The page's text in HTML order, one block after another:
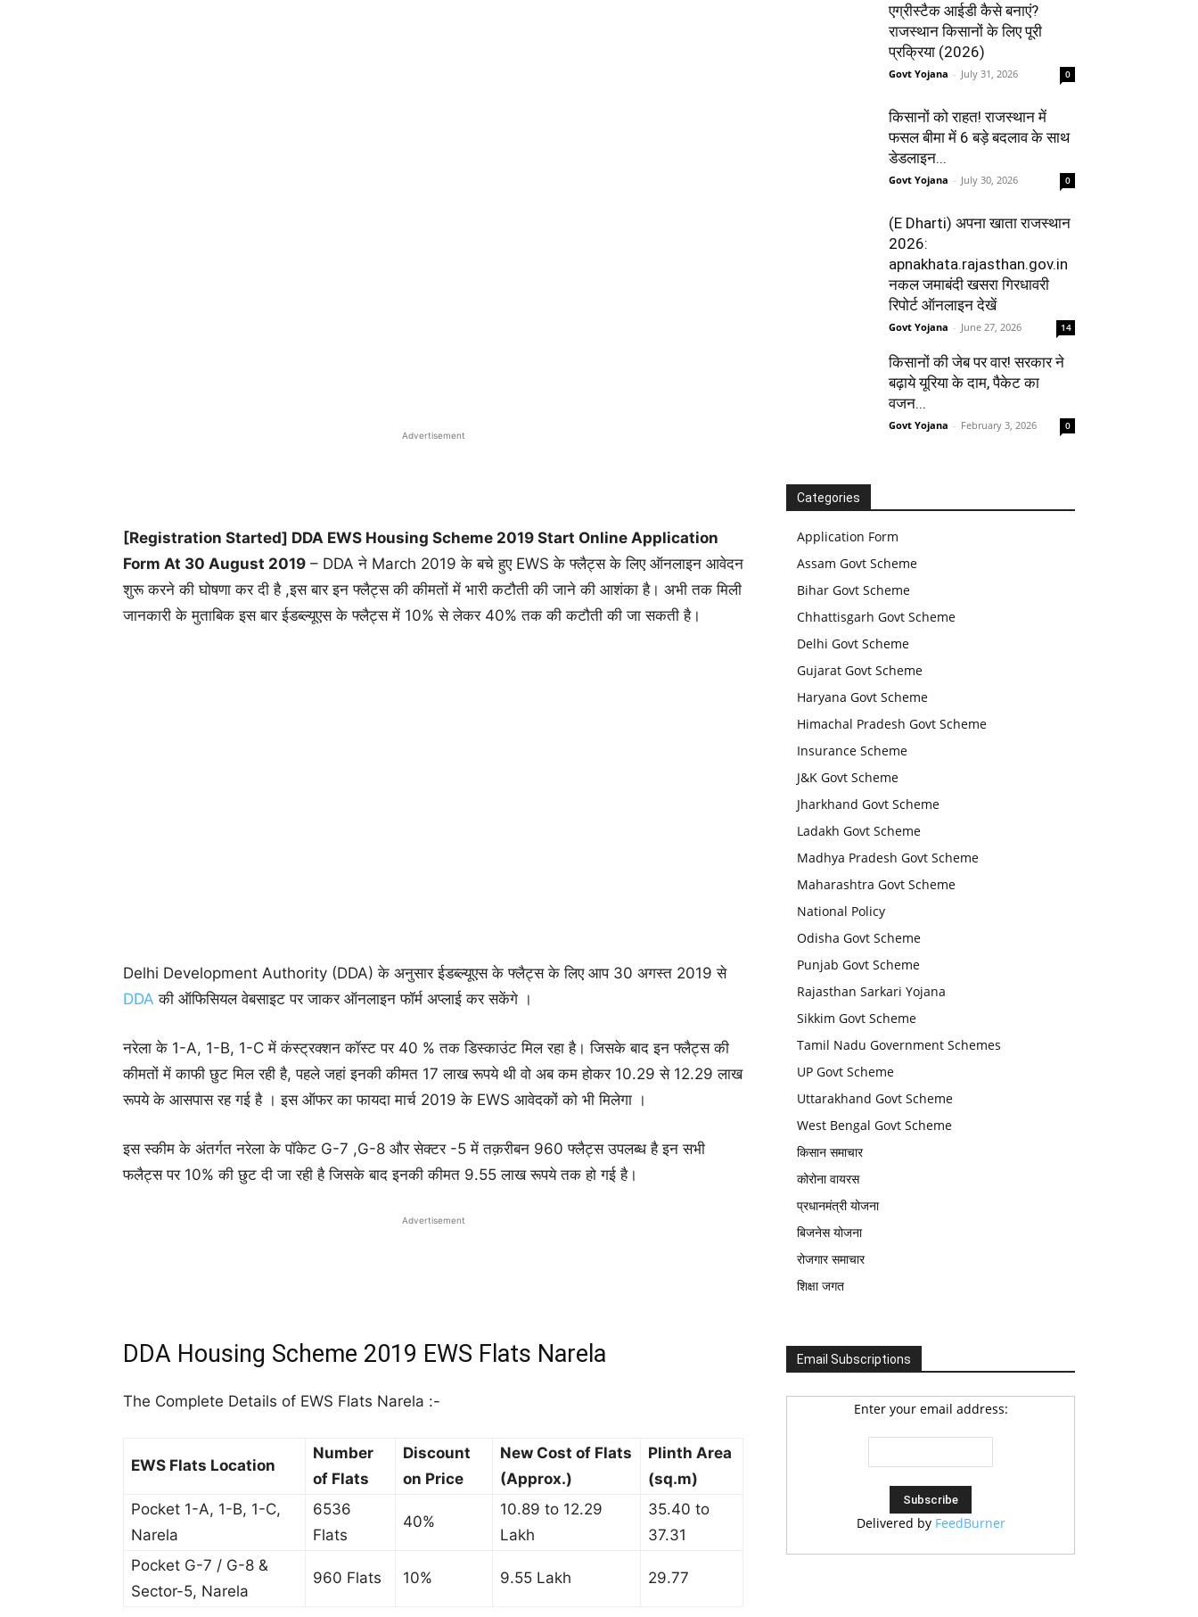
Advertisement
[Registration Started] DDA EWS Housing Scheme 2019 Start Online Application
Form At 30 August 2019 – DDA ने March 2019 के बचे हुए EWS के फ्लैट्स के लिए ऑनलाइन आवेदन
शुरू करने की घोषणा कर दी है ,इस बार इन फ्लैट्स की कीमतों में भारी कटौती की जाने की आशंका है। अभी तक मिली
जानकारी के मुताबिक इस बार ईडब्ल्यूएस के फ्लैट्स में 10% से लेकर 40% तक की कटौती की जा सकती है।
Delhi Development Authority (DDA) के अनुसार ईडब्ल्यूएस के फ्लैट्स के लिए आप 30 अगस्त 2019 से
DDA की ऑफिसियल वेबसाइट पर जाकर ऑनलाइन फॉर्म अप्लाई कर सकेंगे ।
नरेला के 1-A, 1-B, 1-C में कंस्ट्रक्शन कॉस्ट पर 40 % तक डिस्काउंट मिल रहा है। जिसके बाद इन फ्लैट्स की
कीमतों में काफी छुट मिल रही है, पहले जहां इनकी कीमत 17 लाख रूपये थी वो अब कम होकर 10.29 से 12.29 लाख
रूपये के आसपास रह गई है । इस ऑफर का फायदा मार्च 2019 के EWS आवेदकों को भी मिलेगा ।
इस स्कीम के अंतर्गत नरेला के पॉकेट G-7 ,G-8 और सेक्टर -5 में तक़रीबन 960 फ्लैट्स उपलब्ध है इन सभी
फलैट्स पर 10% की छुट दी जा रही है जिसके बाद इनकी कीमत 9.55 लाख रूपये तक हो गई है।
Advertisement
DDA Housing Scheme 2019 EWS Flats Narela
The Complete Details of EWS Flats Narela :-
EWS Flats Location
Number
of Flats
Discount
on Price
New Cost of Flats
(Approx.)
Plinth Area
(sq.m)
Pocket 1-A, 1-B, 1-C,
Narela
6536
Flats
40%
10.89 to 12.29
Lakh
35.40 to
37.31
Pocket G-7 / G-8 &
Sector-5, Narela
960 Flats 10% 9.55 Lakh 29.77
एग्रीस्टैक आईडी कैसे बनाएं?
राजस्थान किसानों के लिए पूरी
प्रक्रिया (2026)
Govt Yojana - July 31, 2026 0
किसानों को राहत! राजस्थान में
फसल बीमा में 6 बड़े बदलाव के साथ
डेडलाइन...
Govt Yojana - July 30, 2026 0
(E Dharti) अपना खाता राजस्थान
2026:
apnakhata.rajasthan.gov.in
नकल जमाबंदी खसरा गिरधावरी
रिपोर्ट ऑनलाइन देखें
Govt Yojana - June 27, 2026 14
किसानों की जेब पर वार! सरकार ने
बढ़ाये यूरिया के दाम, पैकेट का
वजन...
Govt Yojana - February 3, 2026 0
Categories
Application Form
Assam Govt Scheme
Bihar Govt Scheme
Chhattisgarh Govt Scheme
Delhi Govt Scheme
Gujarat Govt Scheme
Haryana Govt Scheme
Himachal Pradesh Govt Scheme
Insurance Scheme
J&K Govt Scheme
Jharkhand Govt Scheme
Ladakh Govt Scheme
Madhya Pradesh Govt Scheme
Maharashtra Govt Scheme
National Policy
Odisha Govt Scheme
Punjab Govt Scheme
Rajasthan Sarkari Yojana
Sikkim Govt Scheme
Tamil Nadu Government Schemes
UP Govt Scheme
Uttarakhand Govt Scheme
West Bengal Govt Scheme
किसान समाचार
कोरोना वायरस
प्रधानमंत्री योजना
बिजनेस योजना
रोजगार समाचार
शिक्षा जगत
Email Subscriptions
Enter your email address:
Delivered by FeedBurner